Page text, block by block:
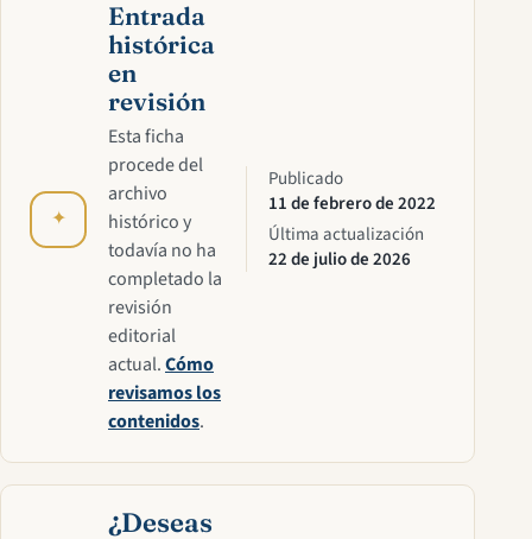
✦
Entrada
histórica
en
revisión
Esta ficha
procede del
archivo
histórico y
todavía no ha
completado la
revisión
editorial
actual.Cómo
revisamos los
contenidos.
Publicado
11 de febrero de 2022
Última actualización
22 de julio de 2026
¿Deseas